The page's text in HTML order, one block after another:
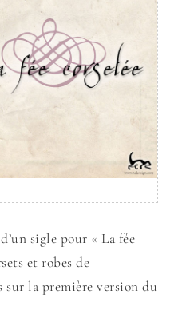
sigle pour « La fée
et robes de
la première version du